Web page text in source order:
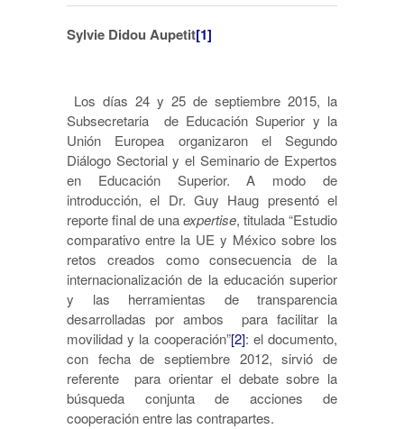
Sylvie Didou Aupetit[1]
Los días 24 y 25 de septiembre 2015, la
Subsecretaria de Educación Superior y la
Unión Europea organizaron el Segundo
Diálogo Sectorial y el Seminario de Expertos
en Educación Superior. A modo de
introducción, el Dr. Guy Haug presentó el
reporte final de unaexpertise, titulada “Estudio
comparativo entre la UE y México sobre los
retos creados como consecuencia de la
internacionalización de la educación superior
y las herramientas de transparencia
desarrolladas por ambos para facilitar la
movilidad y la cooperación”[2]: el documento,
con fecha de septiembre 2012, sirvió de
referente para orientar el debate sobre la
búsqueda conjunta de acciones de
cooperación entre las contrapartes.